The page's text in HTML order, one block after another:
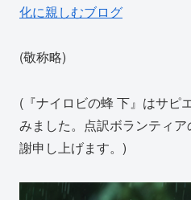
化に親しむブログ
(敬称略)
(『ナイロビの蜂 下』はサピ
みました。点訳ボランティ
謝申し上げます。)